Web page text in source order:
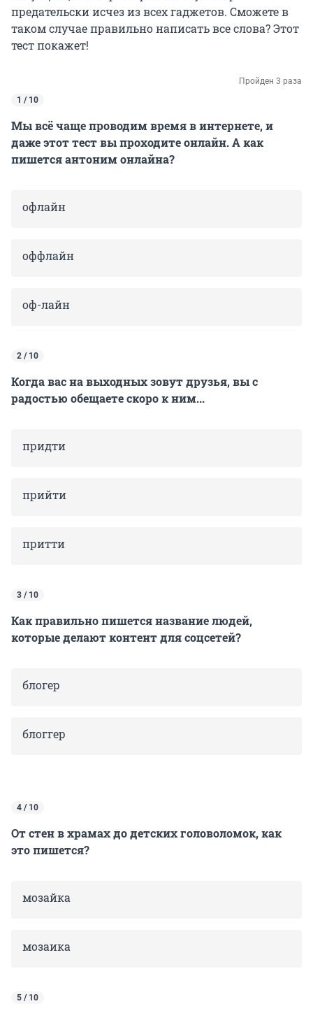
предательски исчез из всех гаджетов. Сможете в
таком случае правильно написать все слова? Этот
тест покажет!
Пройден 3 раза
1 / 10
Мы всё чаще проводим время в интернете, и
даже этот тест вы проходите онлайн. А как
пишется антоним онлайна?
офлайн
оффлайн
оф-лайн
2 / 10
Когда вас на выходных зовут друзья, вы с
радостью обещаете скоро к ним...
придти
прийти
притти
3 / 10
Как правильно пишется название людей,
которые делают контент для соцсетей?
блогер
блоггер
4 / 10
От стен в храмах до детских головоломок, как
это пишется?
мозайка
мозаика
5 / 10